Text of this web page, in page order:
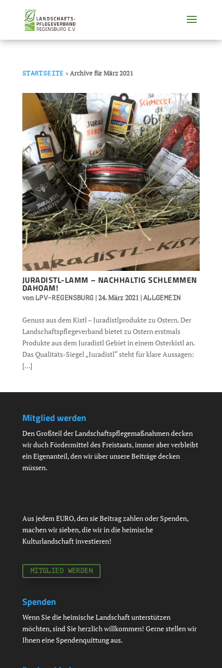
STARTSEITE »Archive für März 2021
JURADISTL-LAMM – NACHHALTIG SCHLEMMEN
DAHOAM!
von LPV-REGENSBURG |24. März 2021| ALLGEMEIN
Genuss aus dem Kistl – Juradistlprodukte zu Ostern. Der
Landschaftspflegeverband bietet zu Ostern erstmals
Produkte aus dem Juradistl Gebiet in einem Osterkistl an.
Das Qualitäts-Siegel „Juradistl“ steht für klare Aussagen:
[…]
Mitglied werden
Den Großteil der Landschaftspflegemaßnahmen decken
wir duch Fördermittel des Freistaats, immer aber verbleibt
ein Eigenanteil, den wir über unsere Beiträge decken
müssen.
Aus jedem EURO, den sie Beitrag zahlen oder Spenden,
machen wir sieben, die wir in die heimische
Kulturlandschaft investieren!
MITGLIED WERDEN
Spenden
Wenn Sie die heimische Landschaft unterstützen
möchten, sind Sie herzlich willkommen! Gerne stellen wir
Ihnen eine Spendenquittung aus.